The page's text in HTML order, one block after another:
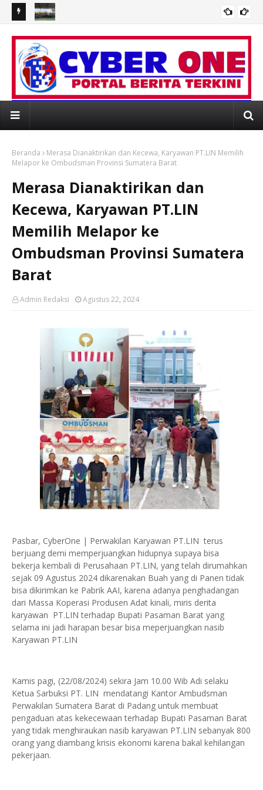
Emas
PERLOMBAAN/ PERTANDINGAN INSPIRATIF
Beranda
Merasa Dianaktirikan dan Kecewa, Karyawan PT.LIN Memilih
Melapor ke Ombudsman Provinsi Sumatera Barat
Merasa Dianaktirikan dan
Kecewa, Karyawan PT.LIN
Memilih Melapor ke
Ombudsman Provinsi Sumatera
Barat
Admin Redaksi Agustus 22, 2024
Pasbar, CyberOne | Perwakilan Karyawan PT.LIN terus
berjuang demi memperjuangkan hidupnya supaya bisa
bekerja kembali di Perusahaan PT.LIN, yang telah dirumahkan
sejak 09 Agustus 2024 dikarenakan Buah yang di Panen tidak
bisa dikirimkan ke Pabrik AAI, karena adanya penghadangan
dari Massa Koperasi Produsen Adat kinali, miris derita
karyawan PT.LIN terhadap Bupati Pasaman Barat yang
selama ini jadi harapan besar bisa meperjuangkan nasib
Karyawan PT.LIN
Kamis pagi, (22/08/2024) sekira Jam 10.00 Wib Adi selaku
Ketua Sarbuksi PT. LIN mendatangi Kantor Ambudsman
Perwakilan Sumatera Barat di Padang untuk membuat
pengaduan atas kekecewaan terhadap Bupati Pasaman Barat
yang tidak menghiraukan nasib karyawan PT.LIN sebanyak 800
orang yang diambang krisis ekonomi karena bakal kehilangan
pekerjaan.